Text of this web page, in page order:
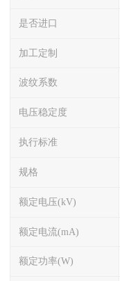
是否进口
加工定制
波纹系数
电压稳定度
执行标准
规格
额定电压(kV)
额定电流(mA)
额定功率(W)